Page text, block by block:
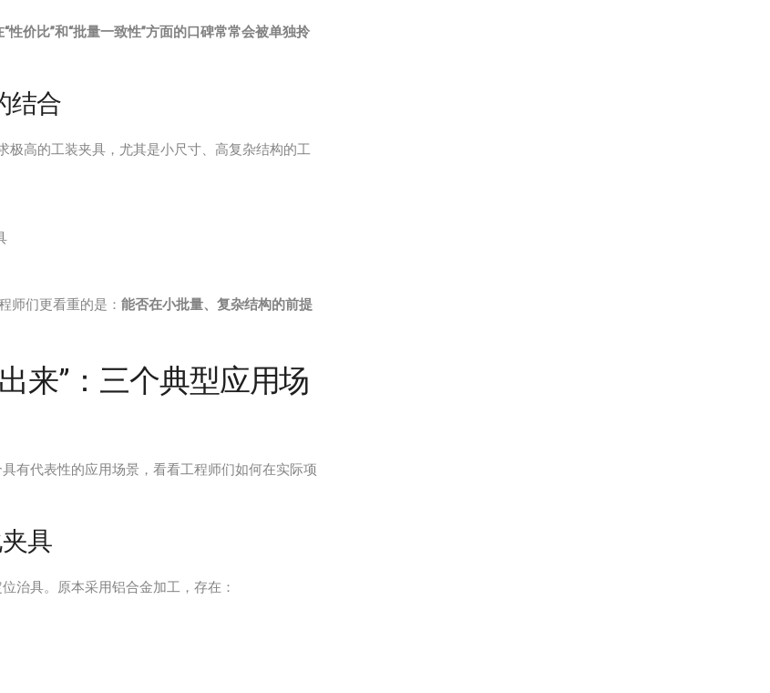
“性价比”和“批量一致性”方面的口碑常常会被单独拎
结合
极高的工装夹具，尤其是小尺寸、高复杂结构的工
师们更看重的是： 能否在小批量、复杂结构的前提
来”：三个典型应用场
有代表性的应用场景，看看工程师们如何在实际项
具
治具。原本采用铝合金加工，存在：